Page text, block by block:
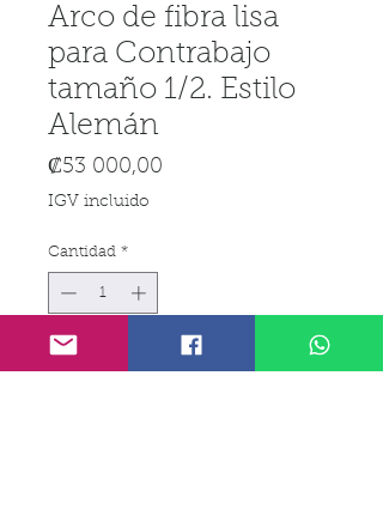
Arco de fibra lisa
para Contrabajo
tamaño 1/2. Estilo
Alemán
₡53 000,00
IGV incluido
Cantidad *
Agregar al carrito